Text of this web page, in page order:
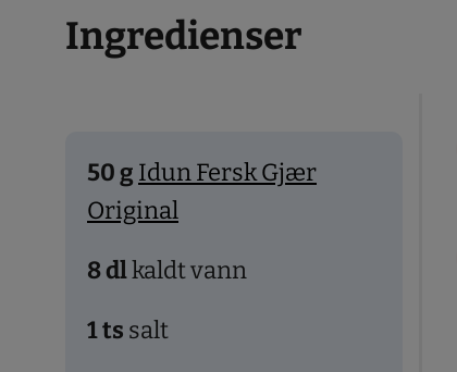
Ingredienser
50g Idun Fersk Gjær
Original
8dlkaldt vann
1ts salt